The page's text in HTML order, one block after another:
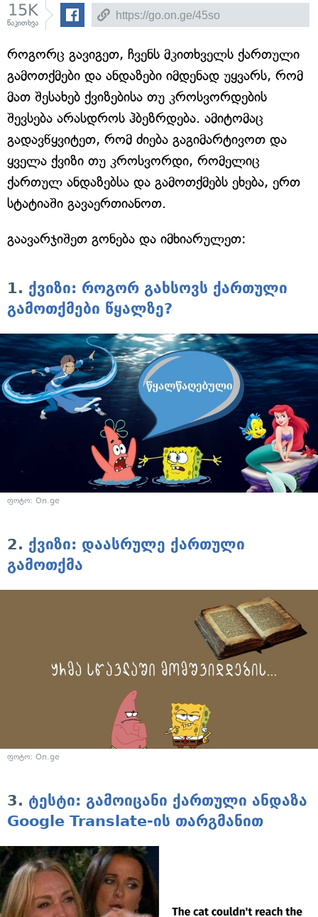
15K
წაკითხვა
როგორც გავიგეთ, ჩვენს მკითხველს ქართული
გამოთქმები და ანდაზები იმდენად უყვარს, რომ
მათ შესახებ ქვიზებისა თუ კროსვორდების
შევსება არასდროს ჰბეზრდება. ამიტომაც
გადავწყვიტეთ, რომ ძიება გაგიმარტივოთ და
ყველა ქვიზი თუ კროსვორდი, რომელიც
ქართულ ანდაზებსა და გამოთქმებს ეხება, ერთ
სტატიაში გავაერთიანოთ.
გაავარჯიშეთ გონება და იმხიარულეთ:
1. ქვიზი: როგორ გახსოვს ქართული
გამოთქმები წყალზე?
ფოტო: On.ge
2. ქვიზი: დაასრულე ქართული
გამოთქმა
ფოტო: On.ge
3. ტესტი: გამოიცანი ქართული ანდაზა
Google Translate-ის თარგმანით